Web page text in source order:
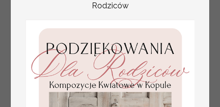
Rodziców